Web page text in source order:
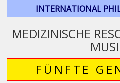
INTERNATIONAL
MEDIZINISCHE
FÜNFTE